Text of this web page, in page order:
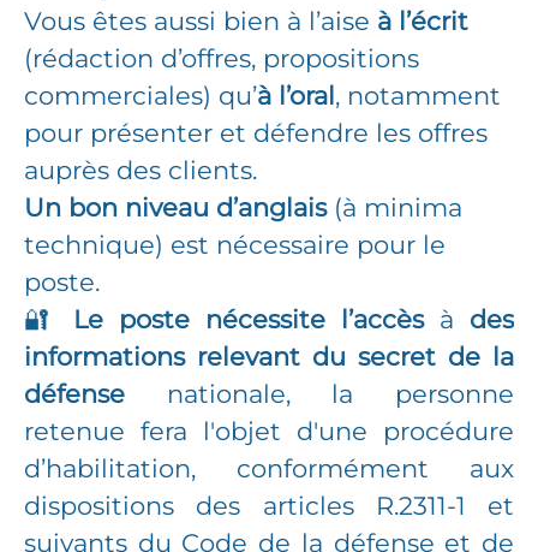
Vous êtes aussi bien à l’aise à l’écrit
(rédaction d’offres, propositions
commerciales) qu’à l’oral, notamment
pour présenter et défendre les offres
auprès des clients.
Un bon niveau d’anglais(à minima
technique) est nécessaire pour le
poste.
🔐
Le poste nécessite l’accès à des
informations relevant du secret de la
défense nationale, la personne
retenue fera l'objet d'une procédure
d’habilitation, conformément aux
dispositions des articles R.2311-1 et
suivants du Code de la défense et de